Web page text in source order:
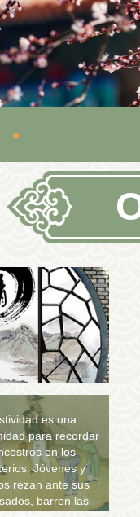
es una
para recordar
en los
Jóvenes y
rezan ante sus
barren las